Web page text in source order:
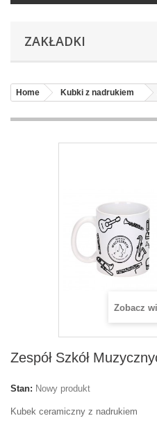
ZAKŁADKI
Home Kubki z nadrukiem
Zobacz
Zespół Szkół
Stan: Nowy produkt
Kubek ceramiczny z nadrukiem